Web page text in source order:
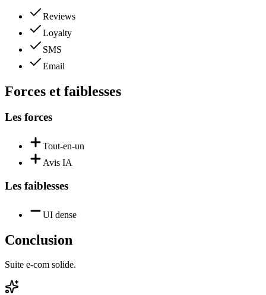
Reviews
Loyalty
SMS
Email
Forces et faiblesses
Les forces
Tout-en-un
Avis IA
Les faiblesses
UI dense
Conclusion
Suite e-com solide.